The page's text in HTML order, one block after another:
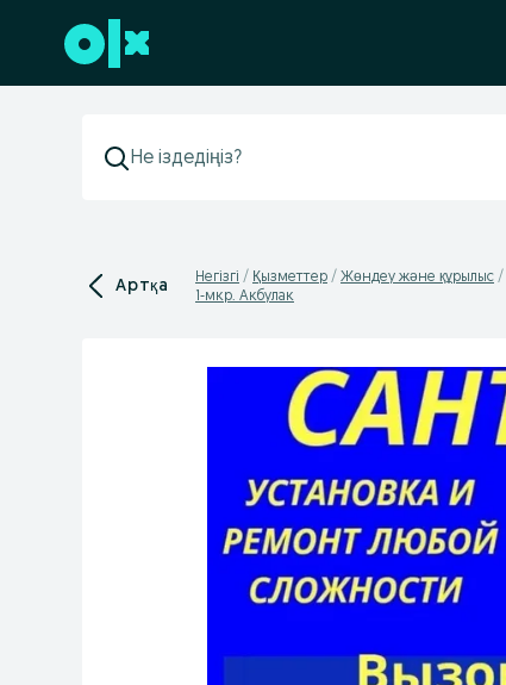
Төменгі деректемеге өту
Артқа Негізгі Қызметтер Жөндеу жəне құрылыс
1-мкр. Акбулак